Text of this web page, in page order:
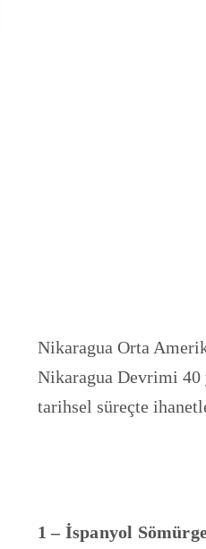
Nikaragua Orta
Nikaragua Devrimi 40
tarihsel süreçte
1 – İspanyol